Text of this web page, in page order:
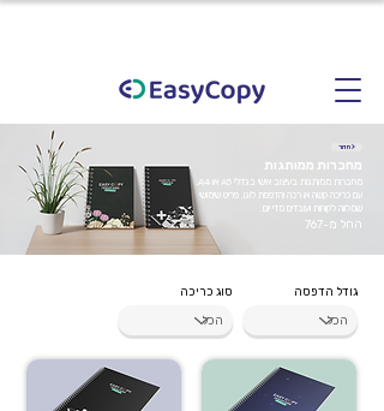
< חזור
מחברות ממותגות
עם כריכה קשה או רכה והדפסת לוגו. פריט שימושי
שמלווה לקוחות ועובדים מדי יום.
החל מ-767
סוג כריכה גודל הדפסה